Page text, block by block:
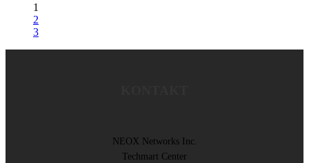
1
2
3
NEOX Networks Inc.
Techmart Center